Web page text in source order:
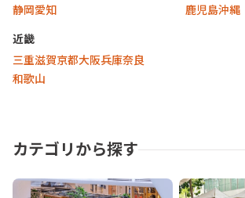
静岡愛知
近畿
三重滋賀京都大阪兵庫奈良
和歌山
鹿児島沖縄
カテゴリから探す